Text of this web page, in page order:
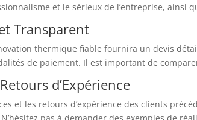
et le sérieux de l’entreprise, ainsi
Transparent
thermique fiable fournira un devis
de paiement. Il est important de
d’Expérience
et les retours d’expérience des clients
pas à demander des exemples de